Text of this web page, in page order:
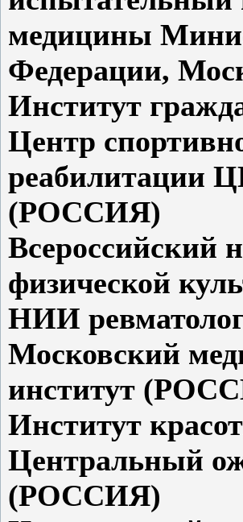
медицины
Федерации,
Институт
Центр
реабилитации
(РОССИЯ)
Всероссийский
физической
НИИ
Московский
институт
Институт
Центральный
(РОССИЯ)